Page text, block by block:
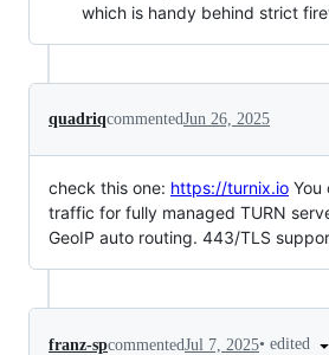
which is handy behind strict
quadriqcommentedJun 26, 2025
check this one: https://turnix.io You
traffic for fully managed TURN
GeoIP auto routing. 443/TLS
franz-spcommentedJul 7, 2025• edited